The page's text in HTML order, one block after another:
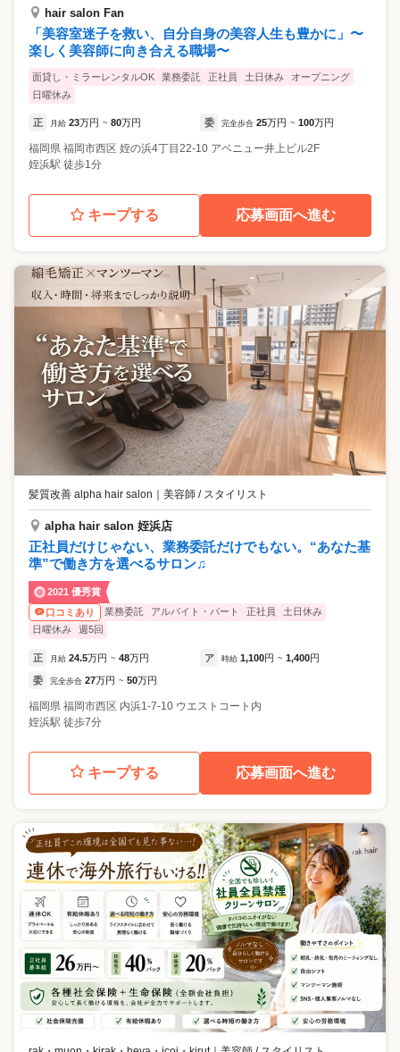
hair salon Fan
「美容室迷子を救い、自分自身の美容人生も豊かに」〜
楽しく美容師に向き合える職場〜
面貸し・ミラーレンタルOK 業務委託 正社員 土日休み
オープニング
日曜休み
正 月給 23万円 ~ 80万円 委 完全歩合 25万円 ~ 100万円
福岡県 福岡市西区 姪の浜4丁目22-10 アベニュー井上ビル2F
姪浜駅 徒歩1分
キープする 応募画面へ進む
髪質改善 alpha hair salon ｜ 美容師 / スタイリスト
alpha hair salon 姪浜店
正社員だけじゃない、業務委託だけでもない。“あなた基
準”で働き方を選べるサロン♫
2021 優秀賞
口コミあり
業務委託 アルバイト・パート 正社員
土日休み
日曜休み
週5回
正 月給 24.5万円 ~ 48万円 ア 時給 1,100円 ~ 1,400円
委 完全歩合 27万円 ~ 50万円
福岡県 福岡市西区 内浜1-7-10 ウエストコート内
姪浜駅 徒歩7分
キープする 応募画面へ進む